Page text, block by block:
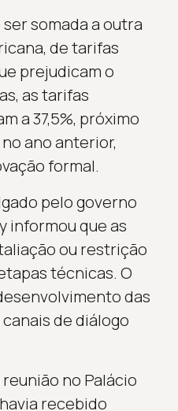
somada a outra
de tarifas
prejudicam o
as tarifas
a 37,5%, próximo
ano anterior,
formal.
pelo governo
informou que as
ou restrição
técnicas. O
das
de diálogo
no Palácio
recebido